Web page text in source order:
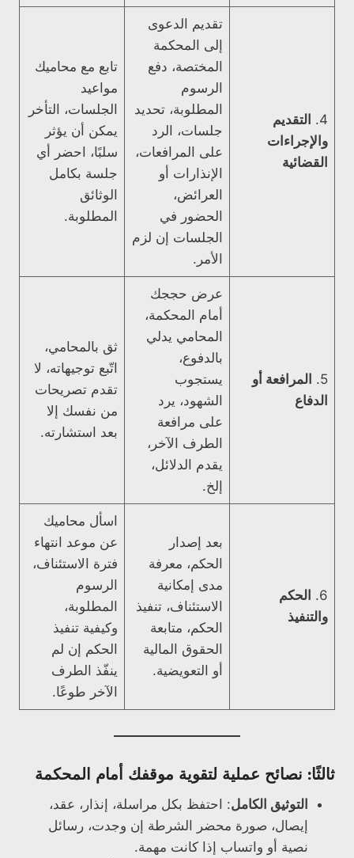
4.
التقديم
والإجراءات
القضائية
تقديم الدعوى
إلى المحكمة
المختصة، دفع
الرسوم
المطلوبة، تحديد
جلسات، الرد
على المرافعات،
الإنذارات أو
العرائض،
الحضور في
الجلسات إن لزم
الأمر.
تابع مع محاميك
مواعيد
الجلسات، التأخر
يمكن أن يؤثر
سلبًا، احضر أي
جلسة بكامل
الوثائق
المطلوبة.
5.
المرافعة أو
الدفاع
عرض حججك
أمام المحكمة،
المحامي يدلي
بالدفوع،
يستجوب
الشهود، يرد
على مرافعة
الطرف الآخر،
يقدم الدلائل،
إلخ.
ثق بالمحامي،
اتّبع توجيهاته، لا
تقدم تصريحات
من نفسك إلا
بعد استشارته.
6.
الحكم
والتنفيذ
بعد إصدار
الحكم، معرفة
مدى إمكانية
الاستئناف، تنفيذ
الحكم، متابعة
الحقوق المالية
أو التعويضية.
اسأل محاميك
عن موعد انتهاء
فترة الاستئناف،
الرسوم
المطلوبة،
وكيفية تنفيذ
الحكم إن لم
ينفّذ الطرف
الآخر طوعًا.
ثالثًا: نصائح عملية لتقوية موقفك أمام المحكمة
التوثيق الكامل: احتفظ بكل مراسلة، إنذار، عقد،
إيصال، صورة محضر الشرطة إن وجدت، رسائل
نصية أو واتساب إذا كانت مهمة.